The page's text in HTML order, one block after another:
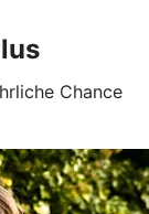
Chance